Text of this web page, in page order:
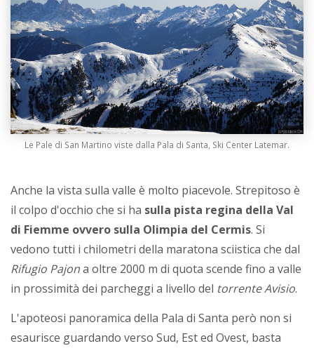
Le Pale di San Martino viste dalla Pala di Santa, Ski Center Latemar.
Anche la vista sulla valle è molto piacevole. Strepitoso è
il colpo d'occhio che si ha sulla pista regina della Val
di Fiemme ovvero sulla Olimpia del Cermis. Si
vedono tutti i chilometri della maratona sciistica che dal
Rifugio Pajona oltre 2000 m di quota scende fino a valle
in prossimità dei parcheggi a livello del torrente Avisio.
L'apoteosi panoramica della Pala di Santa però non si
esaurisce guardando verso Sud, Est ed Ovest, basta